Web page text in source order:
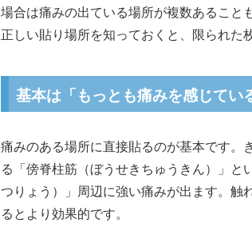
場合は痛みの出ている場所が複数あること
正しい貼り場所を知っておくと、限られた
基本は「もっとも痛みを感じてい
痛みのある場所に直接貼るのが基本です。
る「傍脊柱筋（ぼうせきちゅうきん）」と
つりょう）」周辺に強い痛みが出ます。
るとより効果的です。